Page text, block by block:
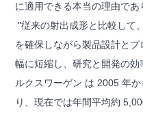
に適用できる本当の理由で
"従来の射出成形と比較して
を確保しながら製品設計と
幅に短縮し、研究と開発の
ルクスワーゲン は 2005 年
り、現在では年間平均約